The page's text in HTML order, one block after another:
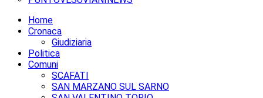
Home
Cronaca
Giudiziaria
Politica
Comuni
SCAFATI
SAN MARZANO SUL SARNO